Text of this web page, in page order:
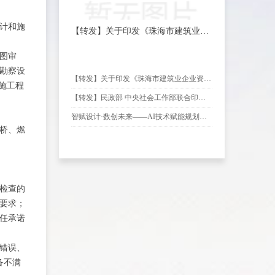
和施
审
察设
工程
、燃
查的
求；
承诺
误、
不满
【转发】关于印发《珠海市建筑业企
【转发】关于印发《珠海市建筑业企业资质申报指引》的通知
【转发】民政部 中央社会工作部联合印发《社会组织评比表彰活动管理办法》的通知
智赋设计·数创未来——AI技术赋能规划勘察设计行业创新发展专题分享会圆满举办